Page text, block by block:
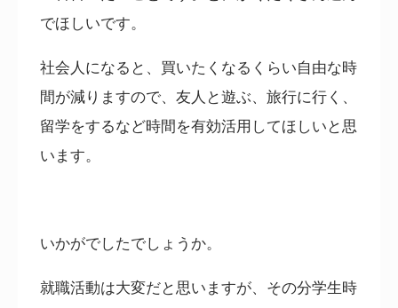
でほしいです。
社会人になると、買いたくなるくらい自由な時
間が減りますので、友人と遊ぶ、旅行に行く、
留学をするなど時間を有効活用してほしいと思
います。
いかがでしたでしょうか。
就職活動は大変だと思いますが、その分学生時